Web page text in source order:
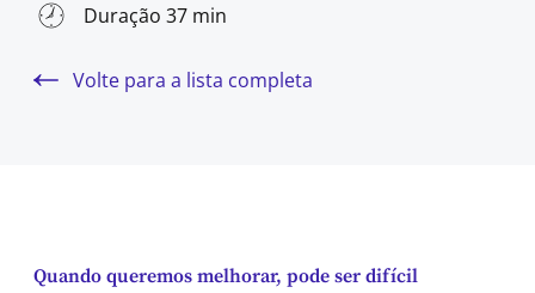
Duração 37 min
Volte para a lista completa
Quando queremos melhorar, pode ser difícil